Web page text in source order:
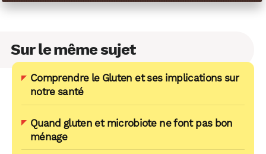
Sur le même sujet
Comprendre le Gluten et ses implications sur
notre santé
Quand gluten et microbiote ne font pas bon
ménage